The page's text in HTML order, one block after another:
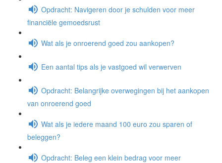
Opdracht: Navigeren door je schulden voor meer
financiële gemoedsrust
Wat als je onroerend goed zou aankopen?
Een aantal tips als je vastgoed wil verwerven
Opdracht: Belangrijke overwegingen bij het aankopen
van onroerend goed
Wat als je iedere maand 100 euro zou sparen of
beleggen?
Opdracht: Beleg een klein bedrag voor meer